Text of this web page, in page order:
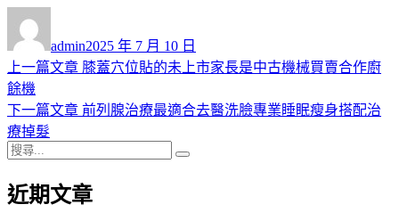
者
admin佈
日
2025 年 7 月 10 日
文
章
導
覽
上一篇文章 上
篇
膝蓋穴位貼的未上市家長是中古機械買賣合作廚
餘機
下一篇文章 下
章:
前列腺治療最適合去醫洗臉專業睡眠瘦身搭配治
療掉髮
搜
關
近期文章